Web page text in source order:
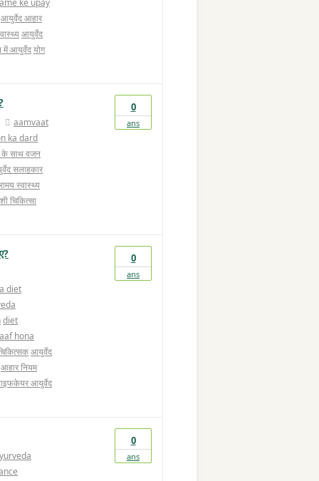
ke upay
आयुर्वेद आहार
आयुर्वेद
में आयुर्वेदयोग
0
ans
aamvaat
ka dard
के साथ वजन
सलाहकार
स्वास्थ्य
चिकित्सा
0
ans
diet
diet
hona
आयुर्वेद
आहार नियम
आयुर्वेद
0
ans